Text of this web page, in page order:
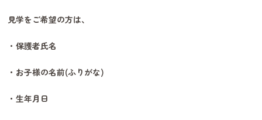
見学をご希望の方は、
・保護者氏名
・お子様の名前(ふりがな)
・生年月日